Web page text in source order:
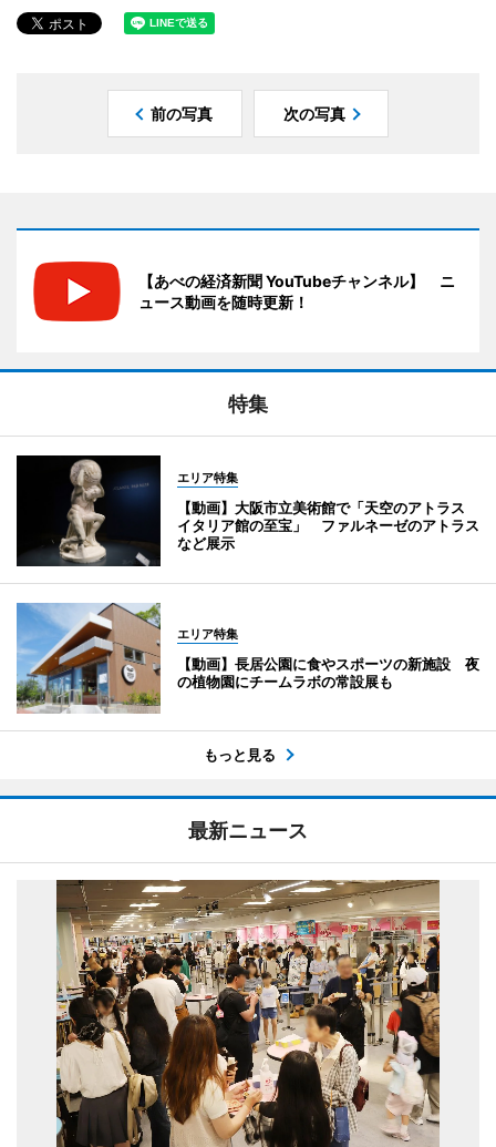
前の写真 次の写真
【あべの経済新聞 YouTubeチャンネル】 ニ
ュース動画を随時更新！
特集
エリア特集
【動画】大阪市立美術館で「天空のアトラス
イタリア館の至宝」 ファルネーゼのアトラス
など展示
エリア特集
【動画】長居公園に食やスポーツの新施設 夜
の植物園にチームラボの常設展も
もっと見る
最新ニュース